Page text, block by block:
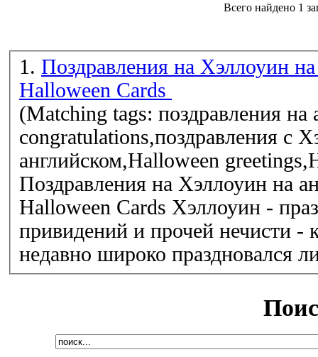
Всего найдено 1
1. Поздравления на Хэллоуин
Halloween Cards
(Matching tags: поздравления на
congratulations,поздравления с
английском,Halloween
Поздравления на Хэллоуин на
Halloween Cards Хэллоуин - праздник вампиров, ведьм,
привидений и прочей нечисти - который еще совсем